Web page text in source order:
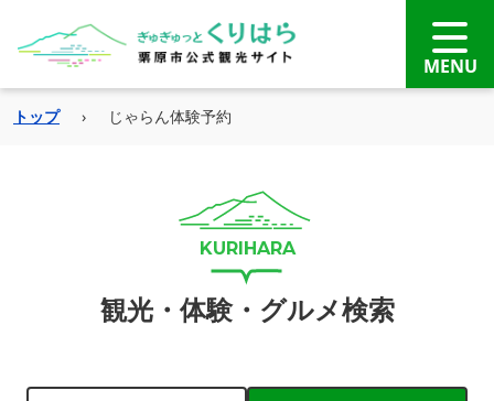
トップ › じゃらん体験予約
観光・体験・グルメ検索